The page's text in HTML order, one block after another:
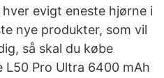
evigt eneste hjørne i
nye produkter, som vil
så skal du købe
L50 Pro Ultra 6400 mAh